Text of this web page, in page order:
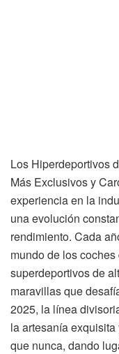
Los Hiperdeportivos
Más Exclusivos y
experiencia en la
una evolución
rendimiento. Cada
mundo de los
superdeportivos de
maravillas que
2025, la línea
la artesanía
que nunca, dando